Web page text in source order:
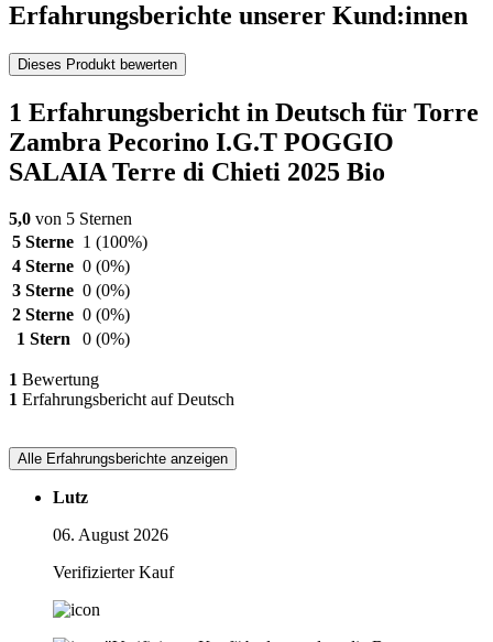
Erfahrungsberichte unserer Kund:innen
Dieses Produkt bewerten
1 Erfahrungsbericht in Deutsch für Torre
Zambra Pecorino I.G.T POGGIO
SALAIA Terre di Chieti 2025 Bio
5,0 von 5 Sternen
5 Sterne 1 (100%)
4 Sterne 0 (0%)
3 Sterne 0 (0%)
2 Sterne 0 (0%)
1 Stern
0 (0%)
1 Bewertung
1 Erfahrungsbericht auf Deutsch
Alle Erfahrungsberichte anzeigen
Lutz
06. August 2026
Verifizierter Kauf